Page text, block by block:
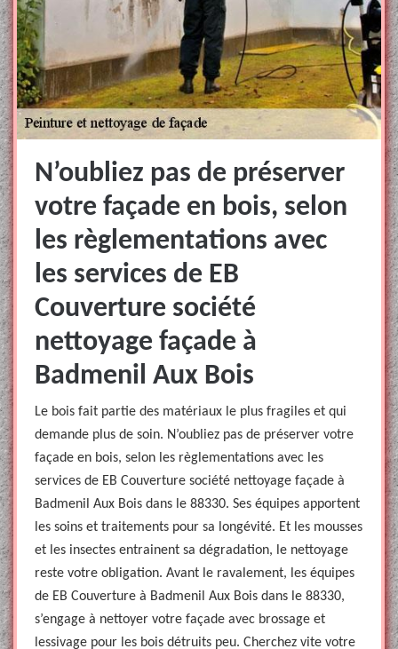
N’oubliez pas de préserver
votre façade en bois, selon
les règlementations avec
les services de EB
Couverture société
nettoyage façade à
Badmenil Aux Bois
Le bois fait partie des matériaux le plus fragiles et qui
demande plus de soin. N’oubliez pas de préserver votre
façade en bois, selon les règlementations avec les
services de EB Couverture société nettoyage façade à
Badmenil Aux Bois dans le 88330. Ses équipes apportent
les soins et traitements pour sa longévité. Et les mousses
et les insectes entrainent sa dégradation, le nettoyage
reste votre obligation. Avant le ravalement, les équipes
de EB Couverture à Badmenil Aux Bois dans le 88330,
s’engage à nettoyer votre façade avec brossage et
lessivage pour les bois détruits peu. Cherchez vite votre